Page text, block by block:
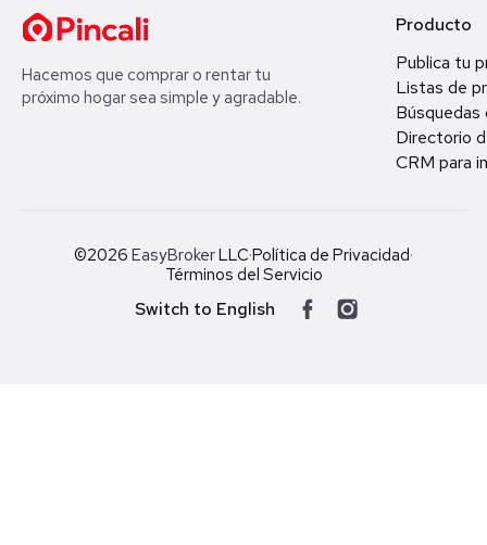
Hacemos que comprar o rentar tu
próximo hogar sea simple y agradable.
Producto
Publica tu
Listas de
Búsquedas
Directorio
CRM para
©2026 EasyBrokerLLC·Política de Privacidad·
Términos del Servicio
Switch to English